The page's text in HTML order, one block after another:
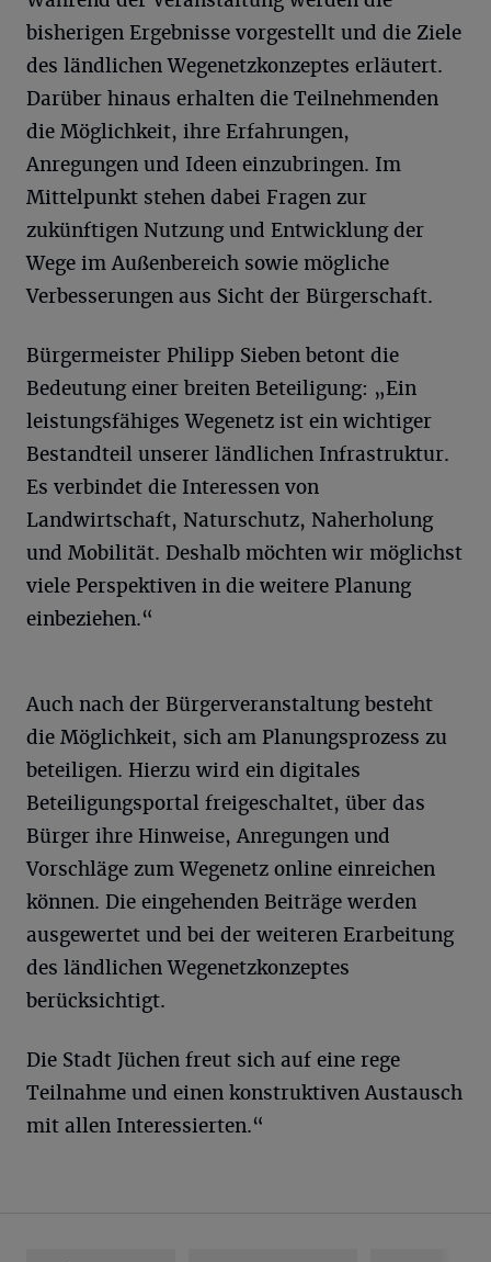
bisherigen Ergebnisse vorgestellt und die Ziele
des ländlichen Wegenetzkonzeptes erläutert.
Darüber hinaus erhalten die Teilnehmenden
die Möglichkeit, ihre Erfahrungen,
Anregungen und Ideen einzubringen. Im
Mittelpunkt stehen dabei Fragen zur
zukünftigen Nutzung und Entwicklung der
Wege im Außenbereich sowie mögliche
Verbesserungen aus Sicht der Bürgerschaft.
Bürgermeister Philipp Sieben betont die
Bedeutung einer breiten Beteiligung: „Ein
leistungsfähiges Wegenetz ist ein wichtiger
Bestandteil unserer ländlichen Infrastruktur.
Es verbindet die Interessen von
Landwirtschaft, Naturschutz, Naherholung
und Mobilität. Deshalb möchten wir möglichst
viele Perspektiven in die weitere Planung
einbeziehen.“
Auch nach der Bürgerveranstaltung besteht
die Möglichkeit, sich am Planungsprozess zu
beteiligen. Hierzu wird ein digitales
Beteiligungsportal freigeschaltet, über das
Bürger ihre Hinweise, Anregungen und
Vorschläge zum Wegenetz online einreichen
können. Die eingehenden Beiträge werden
ausgewertet und bei der weiteren Erarbeitung
des ländlichen Wegenetzkonzeptes
berücksichtigt.
Die Stadt Jüchen freut sich auf eine rege
Teilnahme und einen konstruktiven Austausch
mit allen Interessierten.“